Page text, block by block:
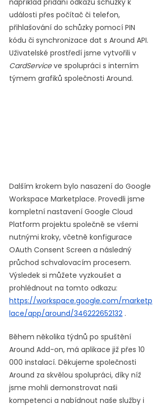
události přes počítač či telefon,
přihlašování do schůzky pomocí PIN
kódu či synchronizace dat s Around API.
Uživatelské prostředí jsme vytvořili v
CardService ve spolupráci s interním
týmem grafiků společnosti Around.
Dalším krokem bylo nasazení do Google
Workspace Marketplace. Provedli jsme
kompletní nastavení Google Cloud
Platform projektu společně se všemi
nutnými kroky, včetně konfigurace
OAuth Consent Screen a následný
průchod schvalovacím procesem.
Výsledek si můžete vyzkoušet a
prohlédnout na tomto odkazu:
https://workspace.google.com/marketp
lace/app/around/346222652132 .
Během několika týdnů po spuštění
Around Add-on, má aplikace již přes 10
000 instalací. Děkujeme společnosti
Around za skvělou spolupráci, díky níž
jsme mohli demonstrovat naši
kompetenci a nabídnout naše služby i